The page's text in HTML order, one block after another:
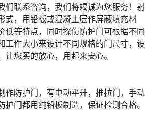
们联系咨询，我们将竭诚为您服务！射
式，用铅板或混凝土层作屏蔽填充材
低等特点，同时探伤防护门可根据不同
工件大小来设计不同规格的门尺寸，设
您买的放心，用起来安心。
作防护门，有电动平开，推拉门，手动
门都用纯铅板制造，保证检测合格。